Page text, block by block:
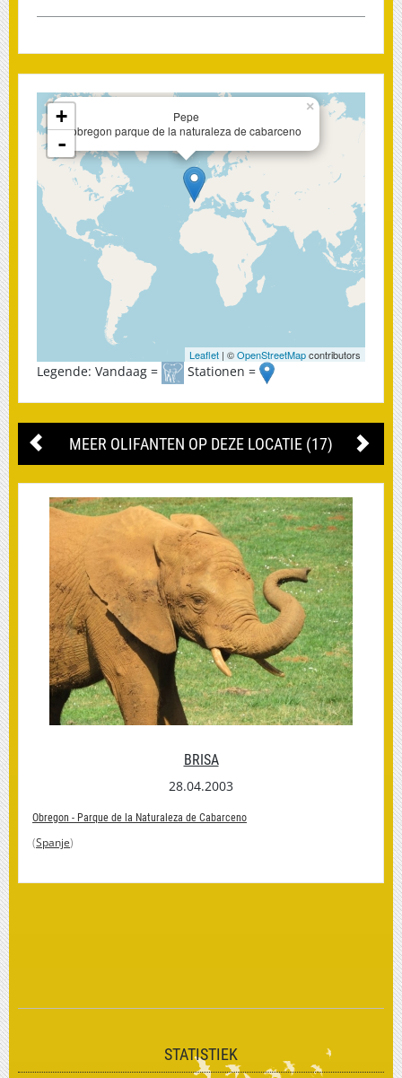
×
Pepe
obregon parque de la naturaleza de cabarceno
+
-
Leaflet | ©OpenStreetMapcontributors
Legende: Vandaag = Stationen =
MEER OLIFANTEN OP DEZE LOCATIE (17)
BRISA
28.04.2003
Obregon - Parque de la Naturaleza de Cabarceno
(Spanje)
STATISTIEK